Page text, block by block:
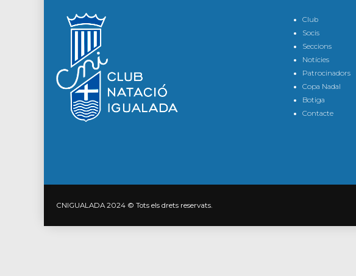
Club
Socis
Seccions
Notícies
Patrocinadors
Copa Nadal
Botiga
Contacte
CNIGUALADA 2024 © Tots els drets reservats.